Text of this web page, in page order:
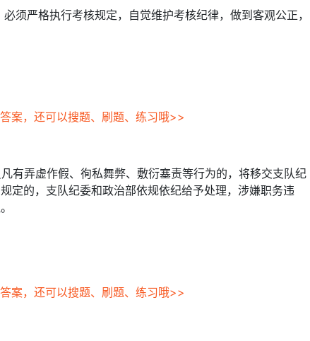
须严格执行考核规定，自觉维护考核纪律，做到客观公正，
案，还可以搜题、刷题、练习哦>>
有弄虚作假、徇私舞弊、敷衍塞责等行为的，将移交支队纪
定的，支队纪委和政治部依规依纪给予处理，涉嫌职务违
案，还可以搜题、刷题、练习哦>>